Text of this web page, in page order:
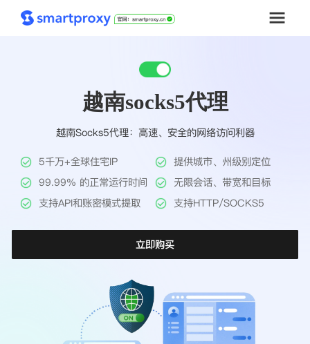
解决方案
工具
帮助中心
越南socks5代理
越南Socks5代理：高速、安全的网络访问利器
5千万+全球住宅IP
提供城市、州级别定位
99.99% 的正常运行时间
无限会话、带宽和目标
支持API和账密模式提取
支持HTTP/SOCKS5
立即购买